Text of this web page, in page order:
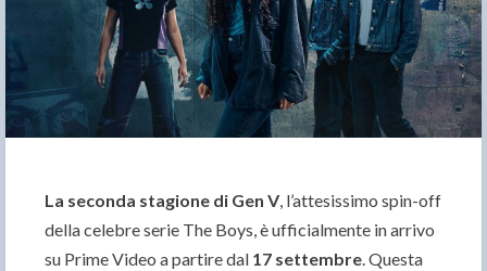
La seconda stagione di Gen V, l’attesissimo spin-off
della celebre serie The Boys, è ufficialmente in arrivo
su Prime Video a partire dal 17 settembre. Questa